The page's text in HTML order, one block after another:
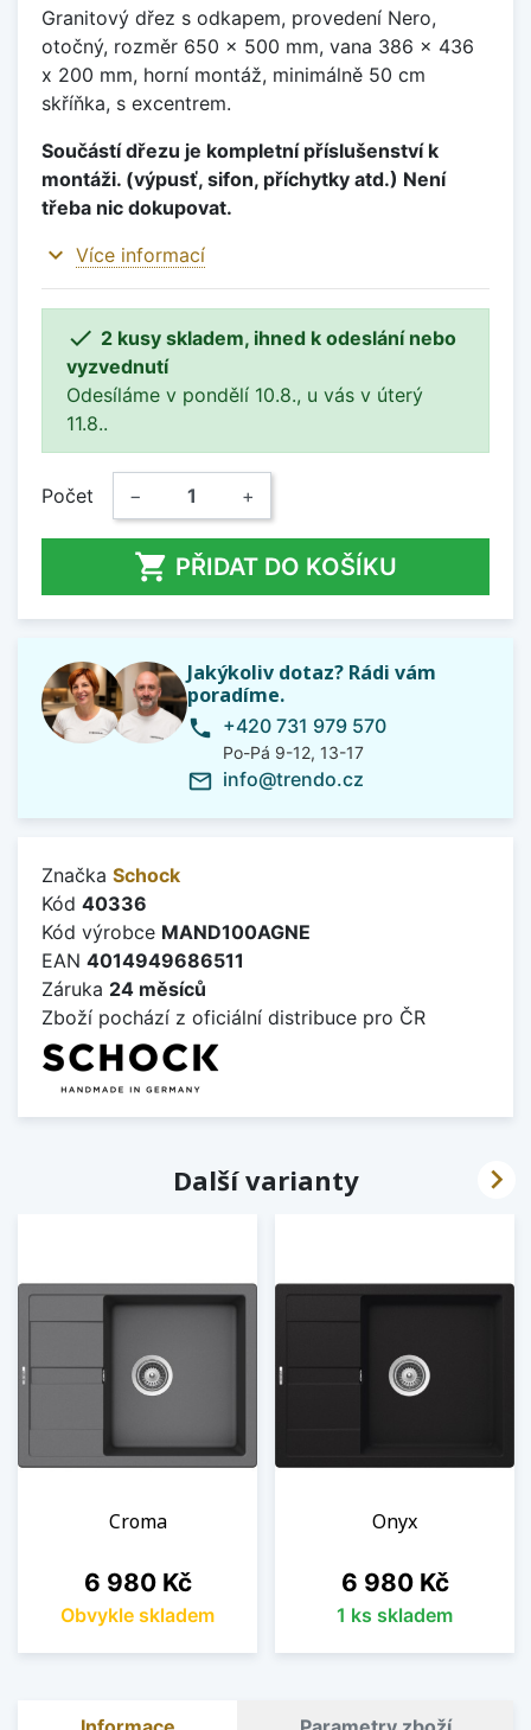
Granitový dřez s odkapem, provedení Nero,
otočný, rozměr 650 x 500 mm, vana 386 x 436
x 200 mm, horní montáž, minimálně 50 cm
skříňka, s excentrem.
Součástí dřezu je kompletní příslušenství k
montáži. (výpusť, sifon, příchytky atd.) Není
třeba nic dokupovat.
expand_more Více informací
 2 kusy skladem, ihned k odeslání nebo
vyzvednutí
Odesíláme v pondělí 10.8., u vás v úterý
11.8..
Počet − +
 PŘIDAT DO KOŠÍKU
Jakýkoliv dotaz? Rádi vám
poradíme.
phone +420 731 979 570
Po-Pá 9-12, 13-17
mail_outline info@trendo.cz
Značka Schock
Kód 40336
Kód výrobce MAND100AGNE
EAN 4014949686511
Záruka 24 měsíců
Zboží pochází z oficiální distribuce pro ČR
Další varianty
Croma
Cena
6 980 Kč
Obvykle skladem
Onyx
Cena
6 980 Kč
1 ks skladem
